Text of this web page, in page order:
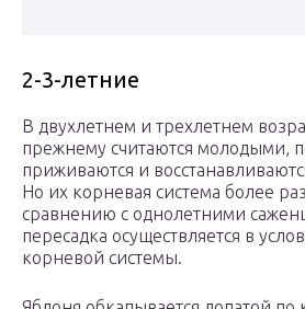
2-3-летние
В двухлетнем и трехлетнем
прежнему считаются молодыми,
приживаются и
Но их корневая система более
сравнению с однолетними
пересадка осуществляется в
корневой системы.